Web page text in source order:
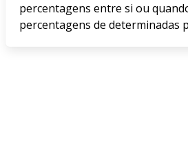
percentagens entre si ou
percentagens de determinadas